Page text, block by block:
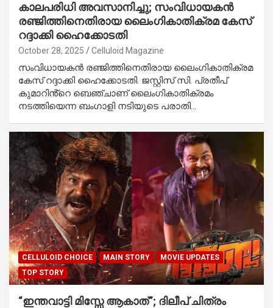
കാലപരിധി അവസാനിച്ചു; സംവിധായകൻ
രഞ്ജിത്തിനെതിരായ ലൈംഗികാതിക്രമ കേസ്
റദ്ദാക്കി ഹൈക്കോടതി
October 28, 2025 Celluloid Magazine
സംവിധായകൻ രഞ്ജിത്തിനെതിരായ ലൈംഗികാതിക്രമ
കേസ് റദ്ദാക്കി ഹൈക്കോടതി. ജസ്റ്റിസ് സി. പ്രതീപ്
കുമാറിൻ്റെ ബെഞ്ചാണ് ലൈംഗികാതിക്രമം
നടത്തിയെന്ന ബംഗാളി നടിയുടെ പരാതി…
CELLULOID CHOICE MAIN STORY
MOVIE UPDATES
TOP STORY
“ഇന്തവാട്ടി മിസ്സേ ആകാത്”; ദിലീപ് ചിത്രം